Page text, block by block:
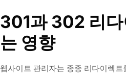
301과 302 리다
는 영향
웹사이트 관리자는 종종 리다이렉